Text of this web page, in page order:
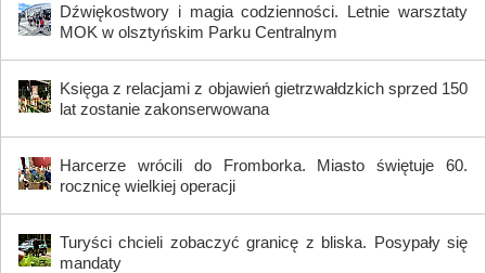
Dźwiękostwory i magia codzienności. Letnie warsztaty
MOK w olsztyńskim Parku Centralnym
Księga z relacjami z objawień gietrzwałdzkich sprzed 150
lat zostanie zakonserwowana
Harcerze wrócili do Fromborka. Miasto świętuje 60.
rocznicę wielkiej operacji
Turyści chcieli zobaczyć granicę z bliska. Posypały się
mandaty